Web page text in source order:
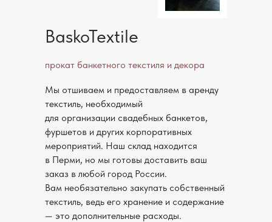
Текстиль и декор
для мероприятий
Делаем эстетику и красоту доступной
Мы отшиваем и предоставляем в аренду
текстиль, необходимый
для организации свадебных банкетов,
фуршетов и других корпоративных
мероприятий. Наш склад находится
в Перми, но мы готовы доставить ваш
заказ в любой город России.
Вам необязательно закупать собственный
текстиль, ведь его хранение и содержание
— это дополнительные расходы.
BaskoTextile
прокат банкетного текстиля и декора